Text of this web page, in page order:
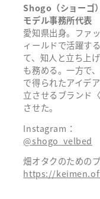
Shogo（ショーゴ
モデル事務所代表
愛知県出身。ファ
ィールドで活躍す
て、知人と立ち上
も務める。一方で
で得られたアイデ
立させるブランド
させた。
Instagram：
@shogo_velbed
畑オタクのための
https://